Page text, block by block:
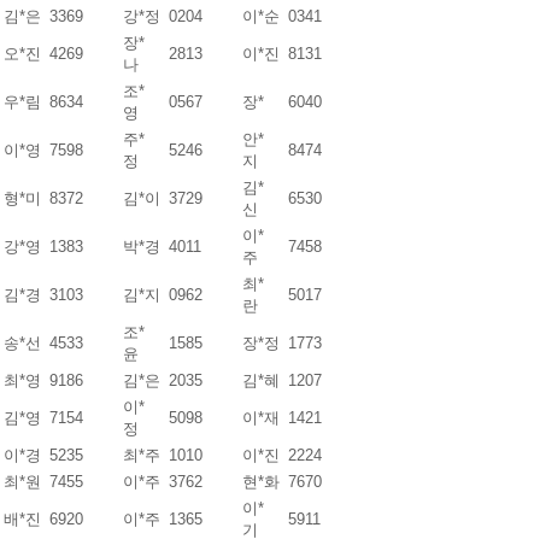
김*은 3369 강*정 0204 이*순 0341
오*진 4269
장*
나
2813 이*진 8131
우*림 8634
조*
영
0567 장* 6040
이*영 7598
주*
정
5246
안*
지
8474
형*미 8372 김*이 3729
김*
신
6530
강*영 1383 박*경 4011
이*
주
7458
김*경 3103 김*지 0962
최*
란
5017
송*선 4533
조*
윤
1585 장*정 1773
최*영 9186 김*은 2035 김*혜 1207
김*영 7154
이*
정
5098 이*재 1421
이*경 5235 최*주 1010 이*진
2224
최*원 7455 이*주 3762 현*화 7670
배*진 6920 이*주 1365
이*
기
5911